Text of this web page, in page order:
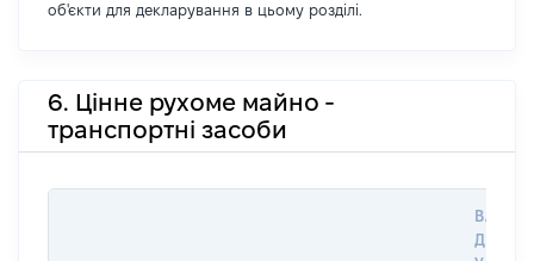
об'єкти для декларування в цьому розділі.
6. Цінне рухоме майно -
транспортні засоби
ДАТУ